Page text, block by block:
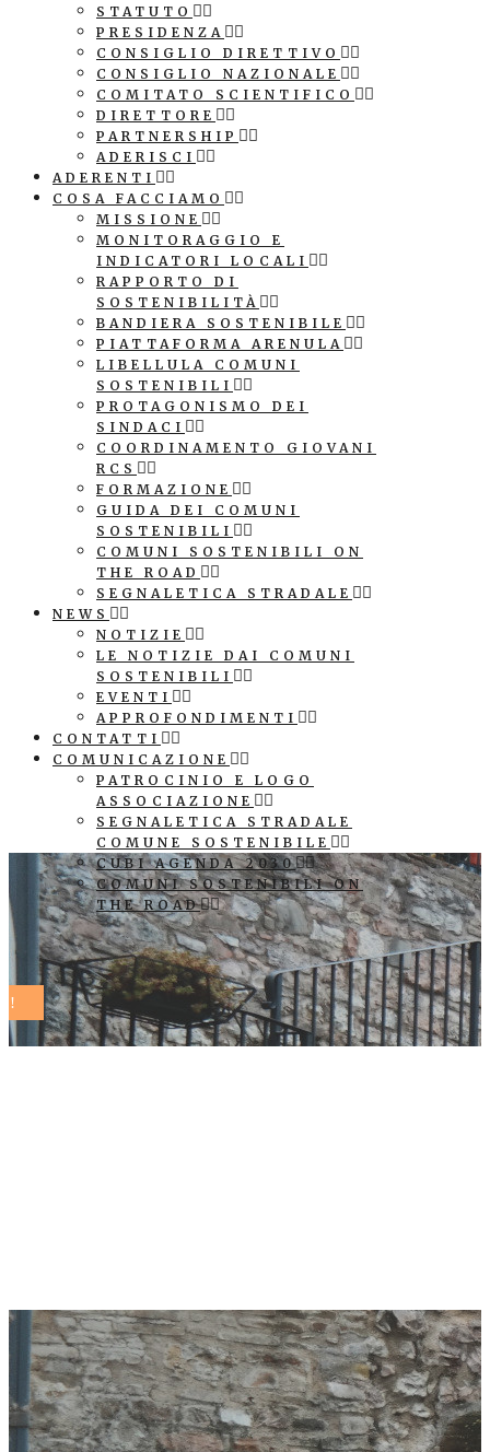
STATUTO
PRESIDENZA
CONSIGLIO DIRETTIVO
CONSIGLIO NAZIONALE
COMITATO SCIENTIFICO
DIRETTORE
PARTNERSHIP
ADERISCI
ADERENTI
COSA FACCIAMO
MISSIONE
MONITORAGGIO E
INDICATORI LOCALI
RAPPORTO DI
SOSTENIBILITÀ
BANDIERA SOSTENIBILE
PIATTAFORMA ARENULA
LIBELLULA COMUNI
SOSTENIBILI
PROTAGONISMO DEI
SINDACI
COORDINAMENTO GIOVANI
RCS
FORMAZIONE
GUIDA DEI COMUNI
SOSTENIBILI
COMUNI SOSTENIBILI ON
THE ROAD
SEGNALETICA STRADALE
NEWS
NOTIZIE
LE NOTIZIE DAI COMUNI
SOSTENIBILI
EVENTI
APPROFONDIMENTI
CONTATTI
COMUNICAZIONE
PATROCINIO E LOGO
ASSOCIAZIONE
SEGNALETICA STRADALE
COMUNE SOSTENIBILE
CUBI AGENDA 2030
COMUNI SOSTENIBILI ON
THE ROAD